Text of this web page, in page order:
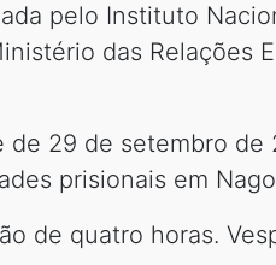
pelo Instituto
das Relações
de 29 de setembro
prisionais em
de quatro horas.